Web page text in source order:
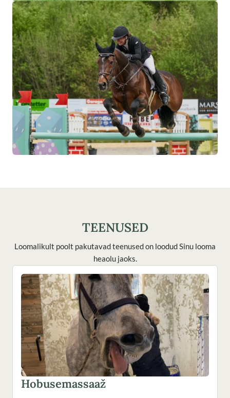
TEENUSED
Loomalikult poolt pakutavad teenused on loodud Sinu looma
heaolu jaoks.
Hobusemassaaž